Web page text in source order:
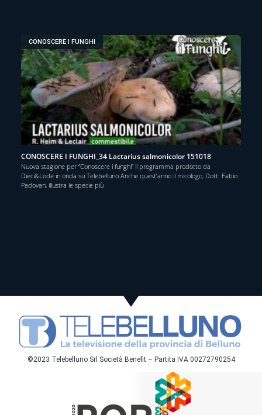
CONOSCERE I FUNGHI
CONOSCERE I FUNGHI_34 Lactarius salmonicolor 151018
Nuova stagione per “Conoscere i funghi” il programma prodotto da
Dieci&Lode in onda su Telebelluno.Anche quest’anno il micologo, Dott. Fabio
Padovan, illustra le specie più
©2023 Telebelluno Srl Società Benefit – Partita IVA 00272790254